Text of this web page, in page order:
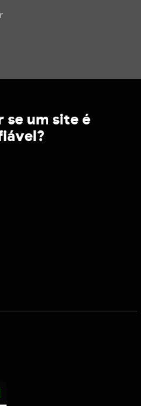
se um site é